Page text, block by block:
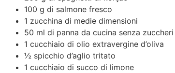
100 g di salmone fresco
1 zucchina di medie dimensioni
50 ml di panna da cucina senza zuccheri
1 cucchiaio di olio extravergine d’oliva
½ spicchio d’aglio tritato
1 cucchiaio di succo di limone